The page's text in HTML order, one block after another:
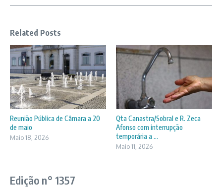
Related Posts
Reunião Pública de Câmara a 20
de maio
Maio 18, 2026
Qta Canastra/Sobral e R. Zeca
Afonso com interrupção
temporária a ...
Maio 11, 2026
Edição n° 1357